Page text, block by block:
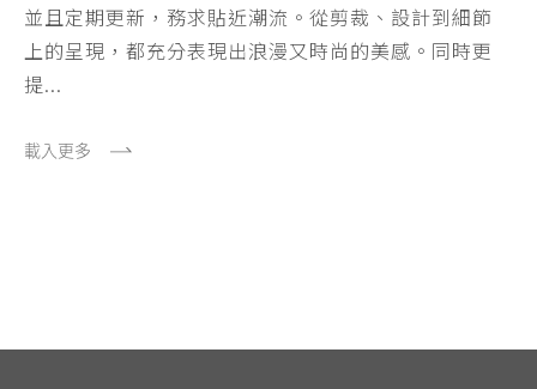
載入更多
並且定期更新，務求貼近潮流。從剪裁、設計到細節
上的呈現，都充分表現出浪漫又時尚的美感。同時更
提...